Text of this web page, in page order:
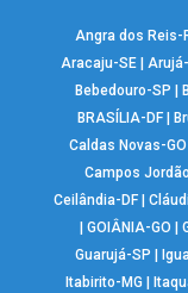
Angra dos Reis-
Aracaju-SE |
Bebedouro-SP
BRASÍLIA-DF|
Caldas Novas-GO
Campos
Ceilândia-DF|
GOIÂNIA-GO
Guarujá-SP
Itabirito-MG